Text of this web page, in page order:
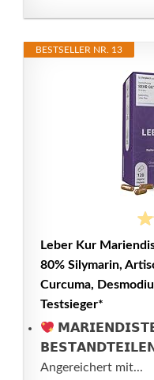
BESTSELLER NR. 13
Leber Kur
80% Silymarin,
Curcuma,
Testsieger*
𝗕𝗘𝗦𝗧𝗔𝗡𝗗𝗧𝗘𝗜𝗟𝗘𝗡:
Angereichert mit...